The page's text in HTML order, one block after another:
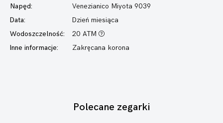
Napęd:
Venezianico Miyota 9039
Data:
Dzień miesiąca
Wodoszczelność:
20 ATM
Inne informacje:
Zakręcana korona
Polecane zegarki